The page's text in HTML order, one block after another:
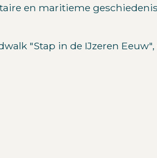
en maritieme
"Stap in de IJzeren